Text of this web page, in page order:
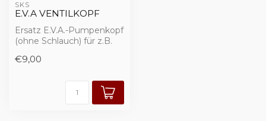
SKS
E.V.A VENTILKOPF
Ersatz E.V.A.-Pumpenkopf
(ohne Schlauch) für z.B.
oder Airbas...
€9,00